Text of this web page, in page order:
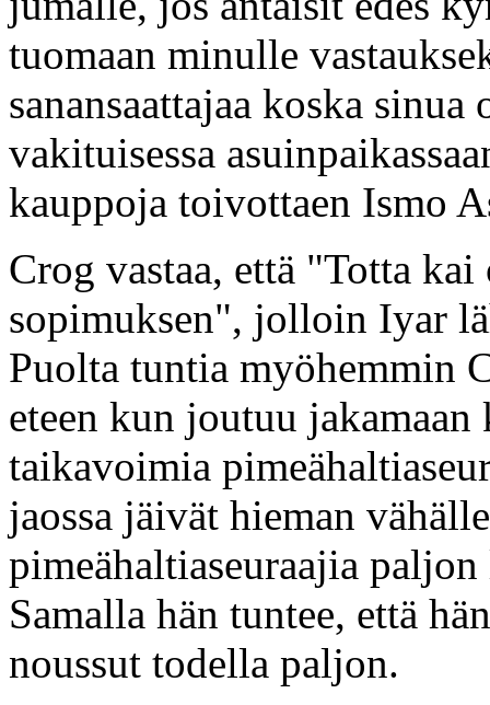
tuomaan minulle
sanansaattajaa koska
vakituisessa
kauppoja toivottaen Ismo
Crog vastaa, että "Totta
sopimuksen", jolloin Iyar
Puolta tuntia myöhemmin
eteen kun joutuu
taikavoimia
jaossa jäivät hieman
pimeähaltiaseuraajia
Samalla hän tuntee, että
noussut todella paljon.